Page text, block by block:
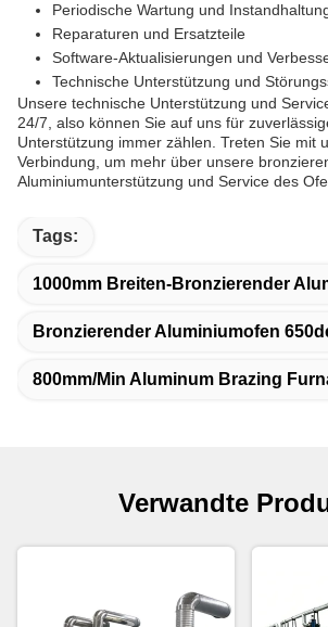
Periodische Wartung und
Reparaturen und Ersatzteile
Software-Aktualisierungen und
Technische Unterstützung und
Unsere technische Unterstützung und
24/7, also können Sie auf uns für
Unterstützung immer zählen. Treten Sie mit
Verbindung, um mehr über unsere
Aluminiumunterstützung und Service des
Tags:
1000mm Breiten-Bronzierender
Bronzierender Aluminiumofen
800mm/Min Aluminum Brazing
Verwandte